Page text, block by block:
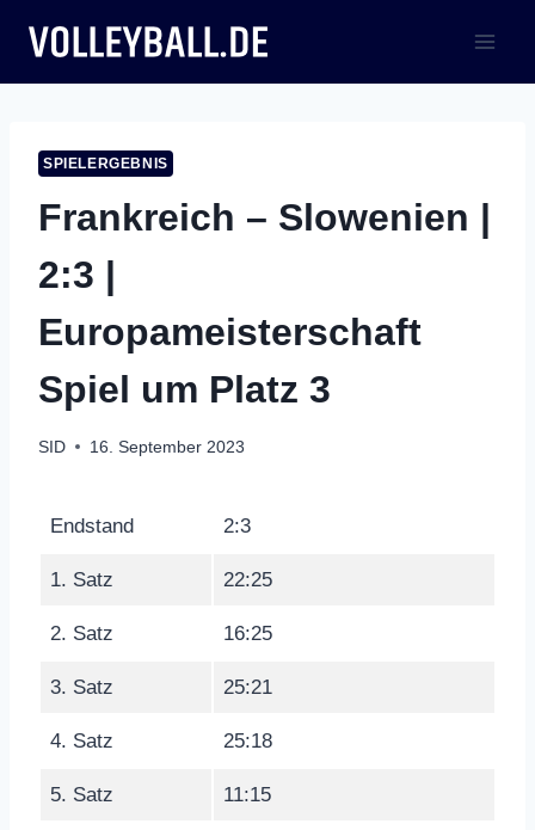
Inhalt
springen
SPIELERGEBNIS
Frankreich – Slowenien |
2:3 |
Europameisterschaft
Spiel um Platz 3
SID 16. September 2023
Endstand 2:3
1. Satz 22:25
2. Satz 16:25
3. Satz 25:21
4. Satz 25:18
5. Satz 11:15